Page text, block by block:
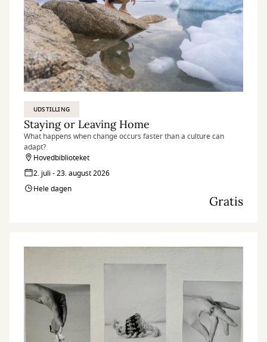
UDSTILLING
Staying or Leaving Home
What happens when change occurs faster than a culture can
adapt?
Hovedbiblioteket
2. juli - 23. august 2026
Hele dagen
Gratis